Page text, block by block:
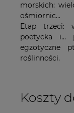
morskich:
ośmiornic...
Etap trzeci:
poetycka i...
egzotyczne
roślinności.
Koszty
Cena nie